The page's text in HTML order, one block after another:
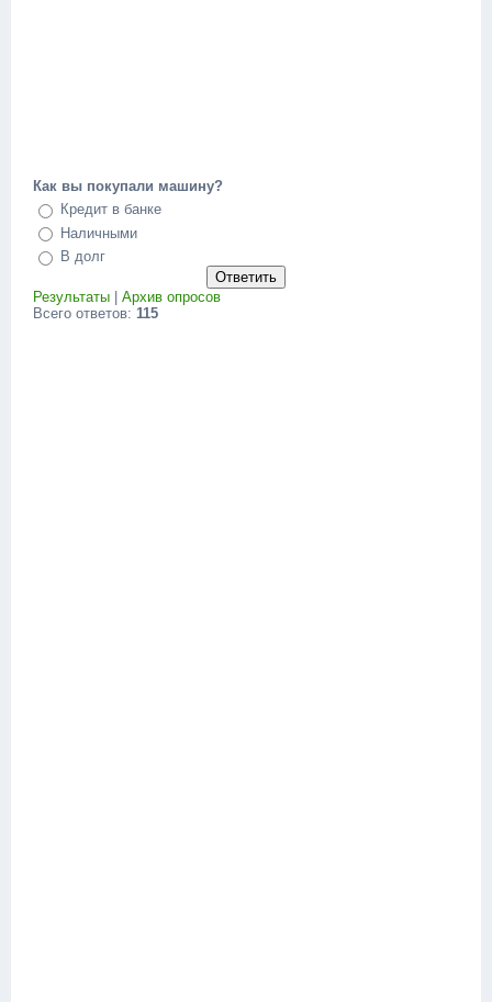
Как вы покупали машину?
Кредит в банке
Наличными
В долг
Результаты
Архив опросов
Всего ответов: 115